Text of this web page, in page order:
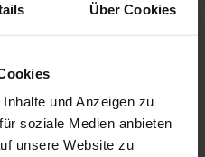
Über Cookies
und Anzeigen zu
soziale Medien anbieten
unsere Website zu
<<<